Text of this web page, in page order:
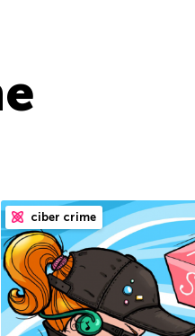
ciber crime